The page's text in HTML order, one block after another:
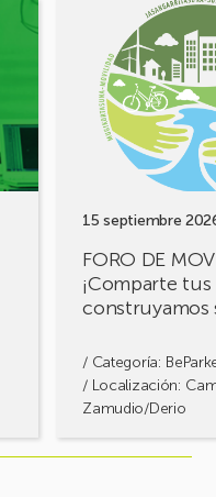
15 septiembre
FORO DE
¡Comparte
construyamos
/ Categoría:
/ Localización:
Zamudio/Derio
MOVILIDAD
¡Comparte
soluciones!